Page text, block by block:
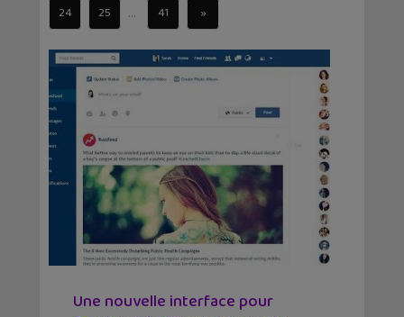
24 25 ... 41 »
Une nouvelle interface pour